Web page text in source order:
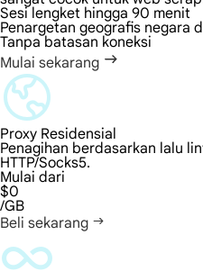
Sesi lengket hingga 90 menit
Penargetan geografis negara
Tanpa batasan koneksi
Mulai sekarang
Proxy Residensial
Penagihan berdasarkan lalu
HTTP/Socks5.
Mulai dari
$0
/GB
Beli sekarang